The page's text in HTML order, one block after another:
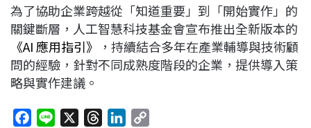
為了協助企業跨越從「知道重要」到「開始實作」的
關鍵斷層，人工智慧科技基金會宣布推出全新版本的
《AI 應用指引》
，持續結合多年在產業輔導與技術顧
問的經驗，針對不同成熟度階段的企業，提供導入策
略與實作建議。